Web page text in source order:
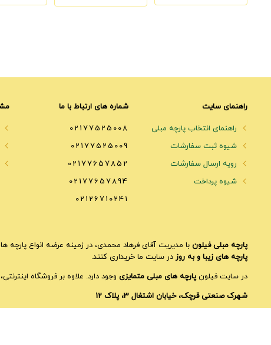
راهنمای سایت
راهنمای انتخاب پارچه مبلی
شیوه ثبت سفارشات
رویه ارسال سفارشات
شیوه پرداخت
شماره های ارتباط با ما
02177525008
02177525009
02177657852
02177657894
02126710241
پارچه مبلی فیلون با مدیریت آقای فرهاد محمدی، در زمینه عرضه انواع پارچه
پارچه های زیبا و به روز در سایت ما خریداری کنند.
در سایت فیلونپارچه های مبلی متمایزی وجود دارد. علاوه بر فروشگاه
شهرک صنعتی قرچک، خیابان اشتغال 3، پلاک 12